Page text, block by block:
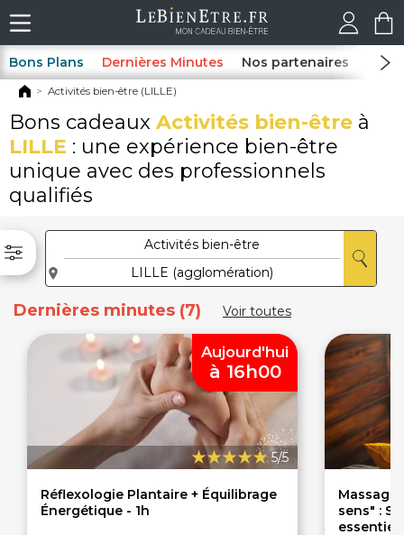
Bons Plans Dernières Minutes Nos partenaires Spas
Activités bien-être (LILLE)
Bons cadeaux Activités bien-être à
LILLE : une expérience bien-être
unique avec des professionnels
qualifiés
Dernières minutes (7) Voir toutes
5/5
Réflexologie Plantaire + Équilibrage
Énergétique - 1h
Aujourd'hui
à 16h00
Massage
sens" :